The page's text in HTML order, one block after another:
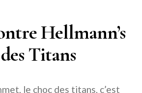
Hellmann’s
Titans
le choc des titans, c’est